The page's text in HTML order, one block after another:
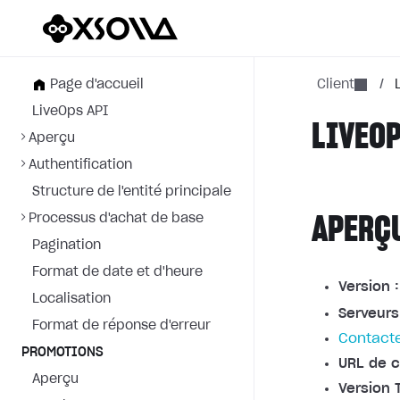
Page d'accueil
LiveOps API
Aperçu
Authentification
Structure de l'entité principale
Processus d'achat de base
Pagination
Format de date et d'heure
Localisation
Format de réponse d'erreur
PROMOTIONS
Aperçu
Client /
Version :
Serveurs
URL de
Version